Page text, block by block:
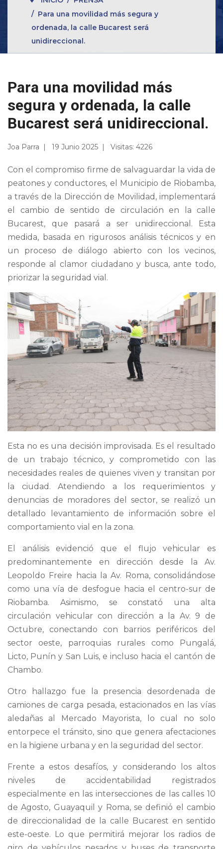
Para una movilidad más segura y
ordenada, la calle Bucarest será
unidireccional.
Para una movilidad más
segura y ordenada, la calle
Bucarest será unidireccional.
Joa Parra 19 Junio 2025 Visitas: 4226
Con el compromiso firme de salvaguardar la vida de
peatones y conductores, el Municipio de Riobamba,
a través de la Dirección de Movilidad, implementará
el cambio de sentido de circulación en la calle
Bucarest, que pasará a ser unidireccional. Esta
medida, basada en rigurosos análisis técnicos y en
un proceso de diálogo abierto con los vecinos,
responde al clamor ciudadano y busca, ante todo,
priorizar la seguridad vial.
Esta no es una decisión improvisada. Es el resultado
de un trabajo técnico, y comprometido con las
necesidades reales de quienes viven y transitan por
la ciudad. Atendiendo a los requerimientos y
denuncias de moradores del sector, se realizó un
detallado levantamiento de información sobre el
comportamiento vial en la zona.
El análisis evidenció que el flujo vehicular es
predominantemente en dirección desde la Av.
Leopoldo Freire hacia la Av. Roma, consolidándose
como una vía de desfogue hacia el centro-sur de
Riobamba. Asimismo, se constató una alta
circulación vehicular con dirección a la Av. 9 de
Octubre, conectando con barrios periféricos del
sector oeste, parroquias rurales como Pungalá,
Licto, Punín y San Luis, e incluso hacia el cantón de
Chambo.
Otro hallazgo fue la presencia desordenada de
camiones de carga pesada, estacionados en las vías
aledañas al Mercado Mayorista, lo cual no solo
entorpece el tránsito, sino que genera afectaciones
en la higiene urbana y en la seguridad del sector.
Frente a estos desafíos, y considerando los altos
niveles de accidentabilidad registrados
especialmente en las intersecciones de las calles 10
de Agosto, Guayaquil y Roma, se definió el cambio
de direccionalidad de la calle Bucarest en sentido
este-oeste. Lo que permitirá mejorar los radios de